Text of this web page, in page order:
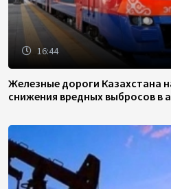
16:44
Железные дороги Казахстана
снижения вредных выбросов в